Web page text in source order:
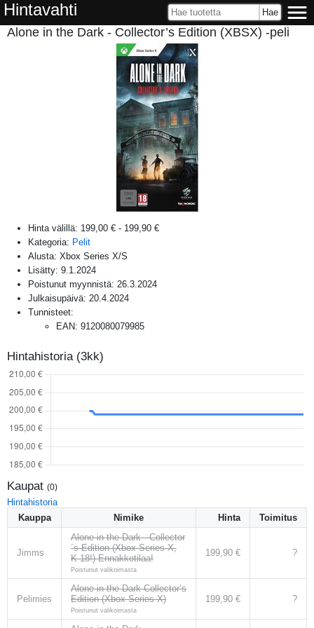
Hintavahti
Alone in the Dark - Collector’s Edition (XBSX) -peli
Hinta välillä: 199,00 € - 199,90 €
Kategoria: Pelit
Alusta: Xbox Series X/S
Lisätty: 9.1.2024
Poistunut myynnistä: 26.3.2024
Julkaisupäivä: 20.4.2024
Tunnisteet:
EAN: 9120080079985
Hintahistoria (3kk)
Kaupat (0)
Hintahistoria
Kauppa
Nimike Hinta Toimitus
Jimms
Alone in the Dark - Collector
´s Edition (Xbox Series X,
K-18!) Ennakkotilaa!
Poistunut valikoimasta
199,90 € ?
Pelimies
Alone in the Dark Collector’s
Edition (Xbox Series X)
Poistunut valikoimasta
199,90 € ?